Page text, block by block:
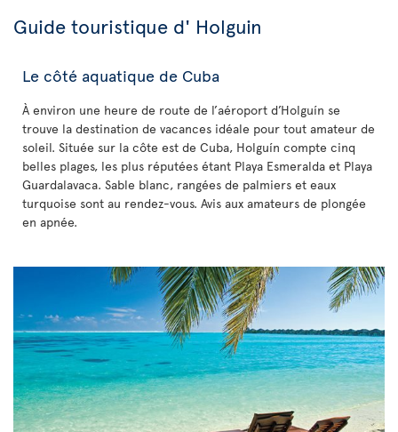
Guide touristique d' Holguin
Le côté aquatique de Cuba
À environ une heure de route de l’aéroport d’Holguín se
trouve la destination de vacances idéale pour tout amateur de
soleil. Située sur la côte est de Cuba, Holguín compte cinq
belles plages, les plus réputées étant Playa Esmeralda et Playa
Guardalavaca. Sable blanc, rangées de palmiers et eaux
turquoise sont au rendez-vous. Avis aux amateurs de plongée
en apnée.